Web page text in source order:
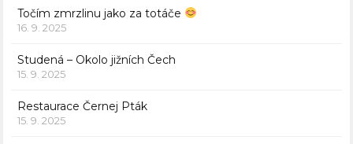
Točím zmrzlinu jako za totáče
16. 9. 2025
Studená – Okolo jižních Čech
15. 9. 2025
Restaurace Černej Pták
15. 9. 2025